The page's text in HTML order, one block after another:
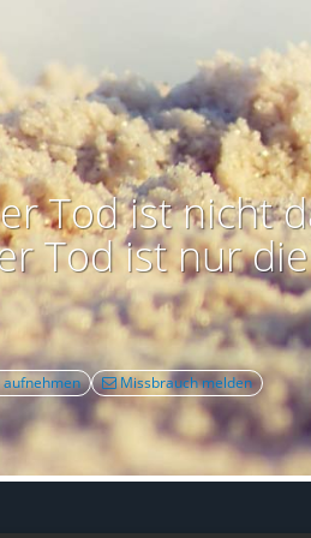
Tod ist nicht
Tod ist nur
Missbrauch melden